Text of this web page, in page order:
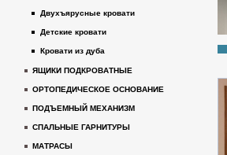
Двухъярусные кровати
Детские кровати
Кровати из дуба
ЯЩИКИ ПОДКРОВАТНЫЕ
ОРТОПЕДИЧЕСКОЕ ОСНОВАНИЕ
ПОДЪЕМНЫЙ МЕХАНИЗМ
СПАЛЬНЫЕ ГАРНИТУРЫ
МАТРАСЫ